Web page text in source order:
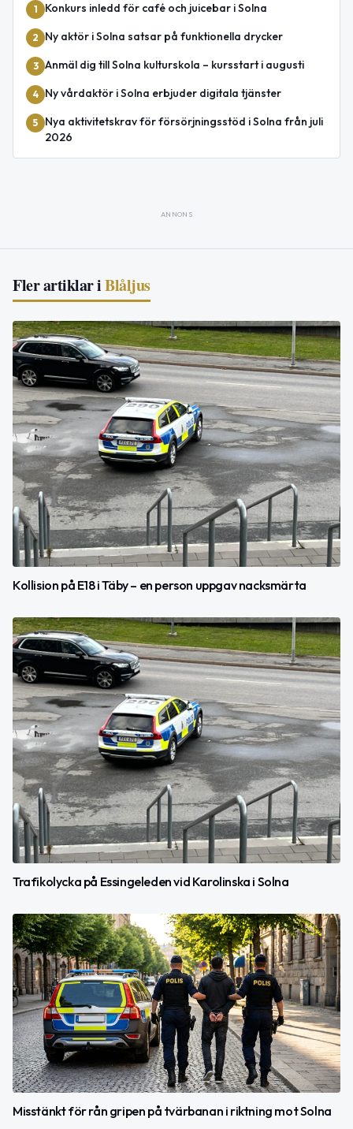
1 Konkurs inledd för café och juicebar i Solna
2 Ny aktör i Solna satsar på funktionella drycker
3 Anmäl dig till Solna kulturskola – kursstart i augusti
4 Ny vårdaktör i Solna erbjuder digitala tjänster
5
Nya aktivitetskrav för försörjningsstöd i Solna från juli
2026
ANNONS
Fler artiklar iBlåljus
Kollision på E18 i Täby – en person uppgav nacksmärta
Trafikolycka på Essingeleden vid Karolinska i Solna
Misstänkt för rån gripen på tvärbanan i riktning mot Solna